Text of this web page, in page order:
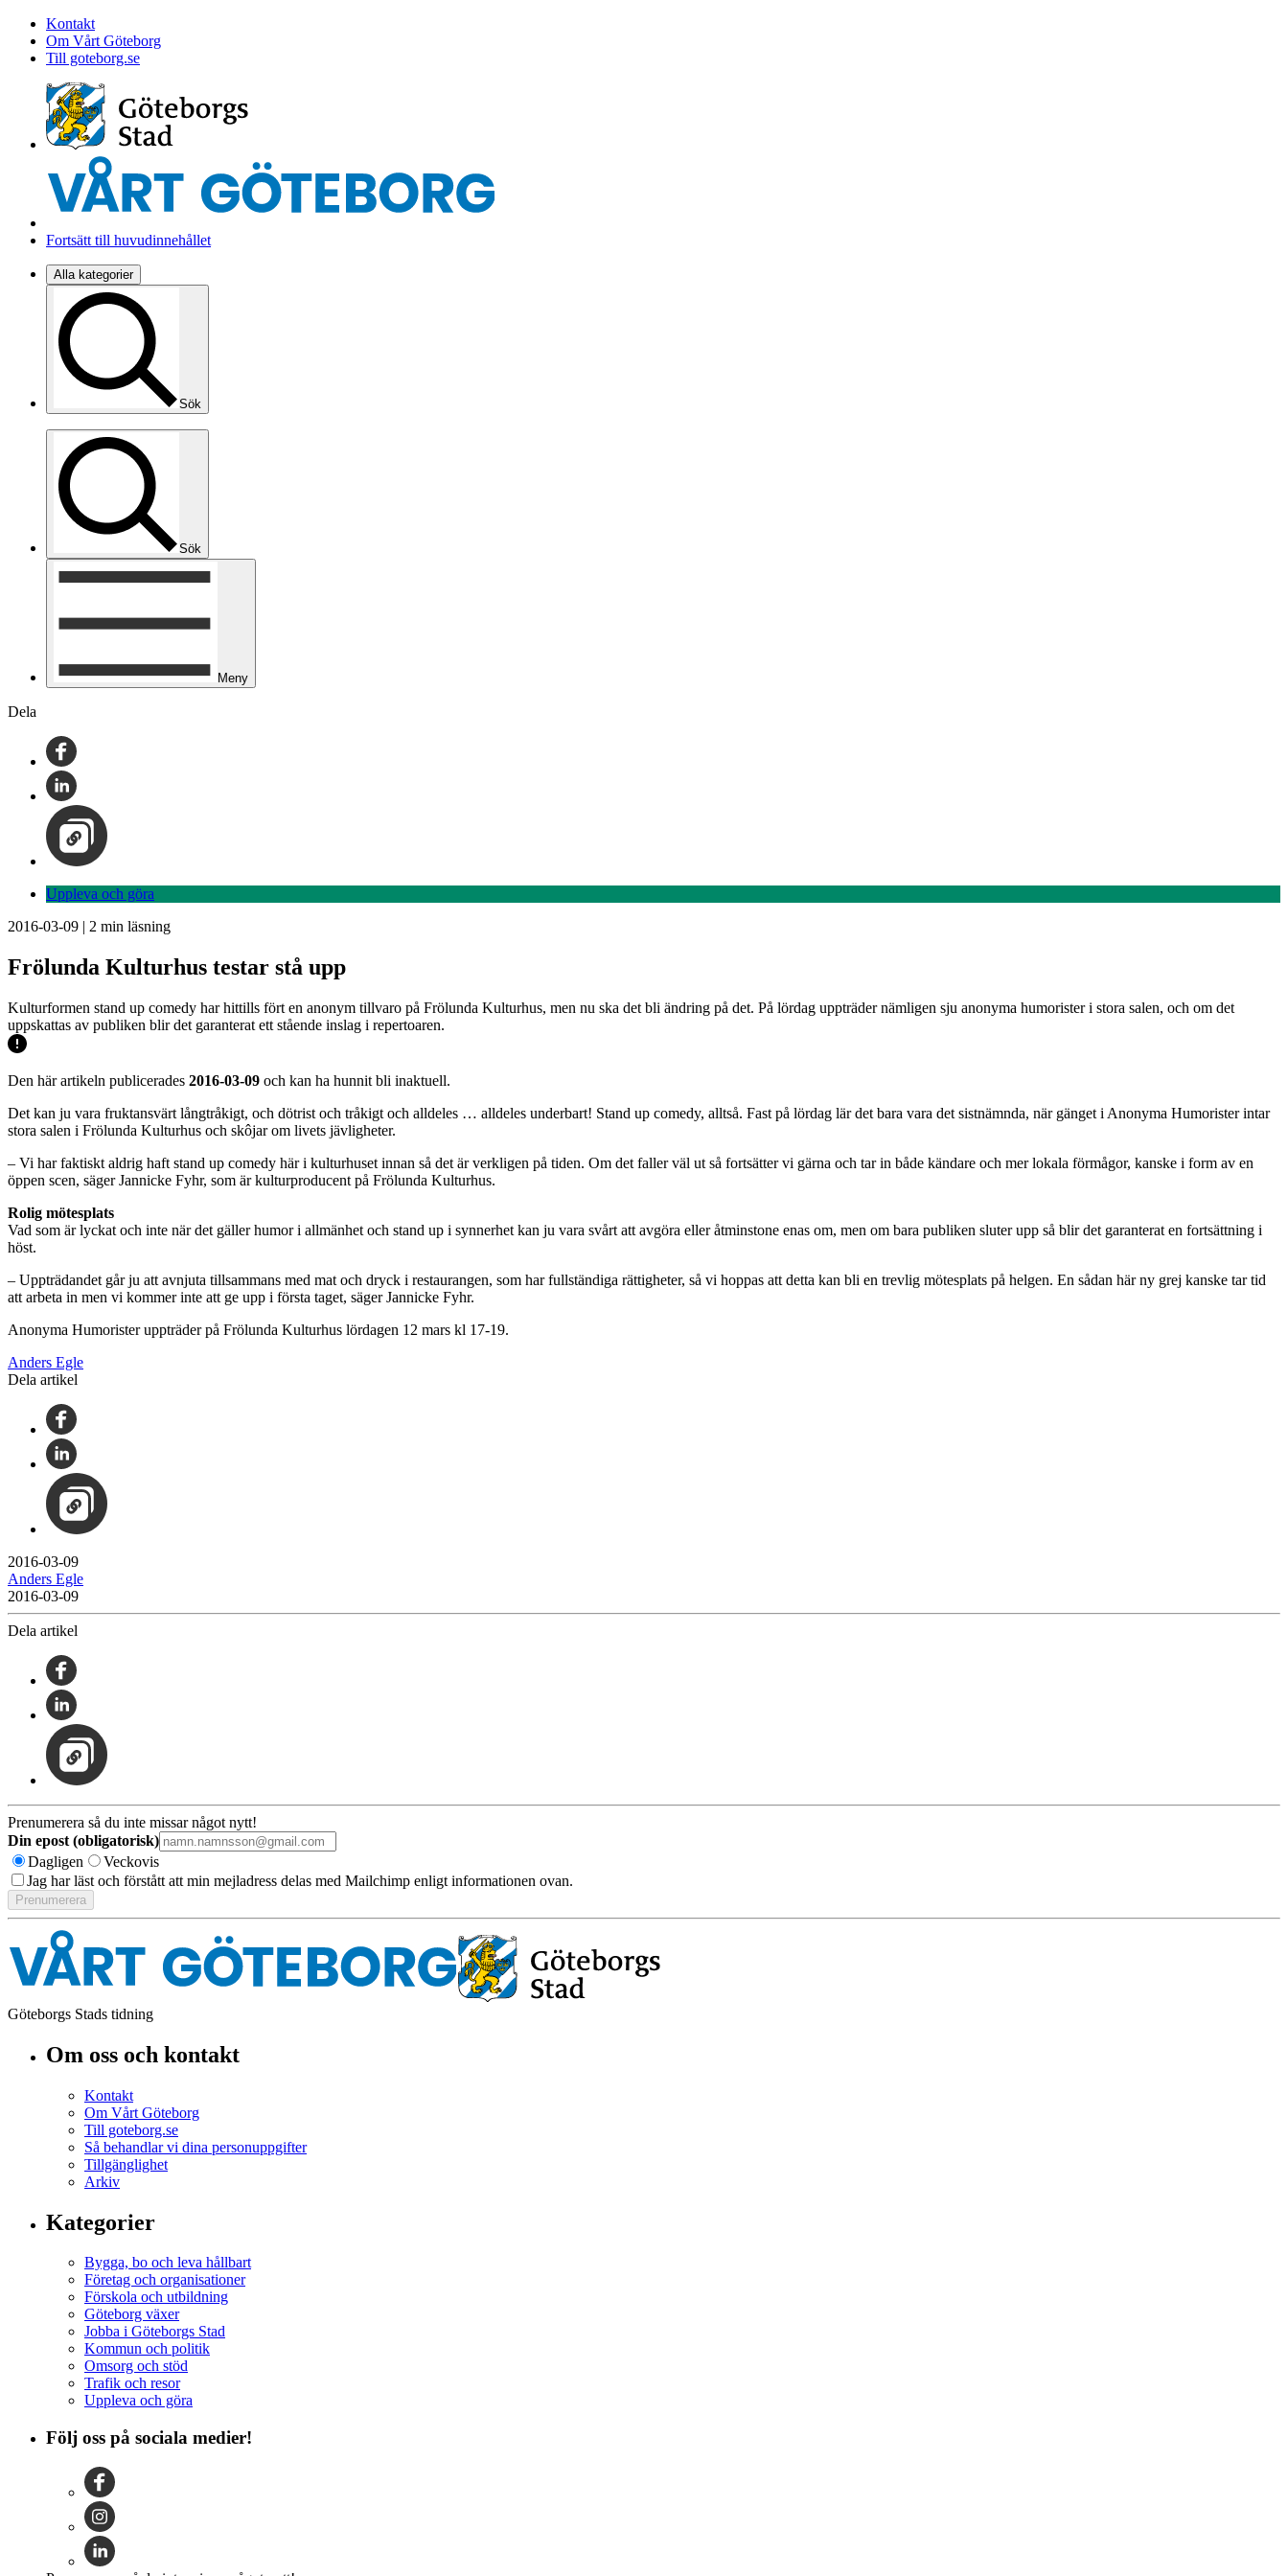
Kontakt
Om Vårt Göteborg
Till goteborg.se
Fortsätt till huvudinnehållet
Alla kategorier
Sök
Sök
Meny
Dela
Uppleva och göra
2016-03-09 | 2 min läsning
Frölunda Kulturhus testar stå upp
Kulturformen stand up comedy har hittills fört en anonym tillvaro på Frölunda Kulturhus, men nu ska det bli ändring på det. På lördag uppträder nämligen sju anonyma humorister i stora salen, och om det
uppskattas av publiken blir det garanterat ett stående inslag i repertoaren.
Den här artikeln publicerades 2016-03-09 och kan ha hunnit bli inaktuell.
Det kan ju vara fruktansvärt långtråkigt, och dötrist och tråkigt och alldeles … alldeles underbart! Stand up comedy, alltså. Fast på lördag lär det bara vara det sistnämnda, när gänget i Anonyma Humorister intar
stora salen i Frölunda Kulturhus och skôjar om livets jävligheter.
– Vi har faktiskt aldrig haft stand up comedy här i kulturhuset innan så det är verkligen på tiden. Om det faller väl ut så fortsätter vi gärna och tar in både kändare och mer lokala förmågor, kanske i form av en
öppen scen, säger Jannicke Fyhr, som är kulturproducent på Frölunda Kulturhus.
Rolig mötesplats
Vad som är lyckat och inte när det gäller humor i allmänhet och stand up i synnerhet kan ju vara svårt att avgöra eller åtminstone enas om, men om bara publiken sluter upp så blir det garanterat en fortsättning i
höst.
– Uppträdandet går ju att avnjuta tillsammans med mat och dryck i restaurangen, som har fullständiga rättigheter, så vi hoppas att detta kan bli en trevlig mötesplats på helgen. En sådan här ny grej kanske tar tid
att arbeta in men vi kommer inte att ge upp i första taget, säger Jannicke Fyhr.
Anonyma Humorister uppträder på Frölunda Kulturhus lördagen 12 mars kl 17-19.
Anders Egle
Dela artikel
2016-03-09
Anders Egle
2016-03-09
Dela artikel
Prenumerera så du inte missar något nytt!
Din epost (obligatorisk)
Dagligen
Veckovis
Jag har läst och förstått att min mejladress delas med Mailchimp enligt informationen ovan.
Göteborgs Stads tidning
Om oss och kontakt
Kontakt
Om Vårt Göteborg
Till goteborg.se
Så behandlar vi dina personuppgifter
Tillgänglighet
Arkiv
Kategorier
Bygga, bo och leva hållbart
Företag och organisationer
Förskola och utbildning
Göteborg växer
Jobba i Göteborgs Stad
Kommun och politik
Omsorg och stöd
Trafik och resor
Uppleva och göra
Följ oss på sociala medier!